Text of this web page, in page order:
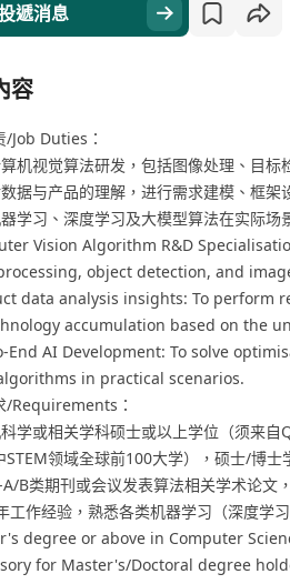
遞消息
容
/Job Duties：
机视觉算法研发，包括图像处理、目标
据与产品的理解，进行需求建模、框架
学习、深度学习及大模型算法在实际场
Vision Algorithm R&D
object detection, and
data analysis insights: To
accumulation based on the
End AI Development: To solve
in practical scenarios.
/Requirements：
学或相关学科硕士或以上学位（须来
STEM领域全球前100大学），硕士/博士
A/B类期刊或会议发表算法相关学术论文
工作经验，熟悉各类机器学习（深度学
degree or above in Computer
for Master's/Doctoral degree